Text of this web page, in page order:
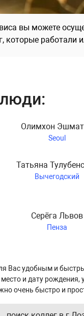
вы можете
которые
Олимхон
Seoul
Татьяна
Вычегодский
Серёга Львов
Пенза
Вас удобным и
и дату рождения,
очень быстро и